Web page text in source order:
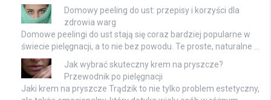
Domowy peeling do ust: przepisy i korzyści dla
zdrowia warg
Domowe peelingi do ust stają się coraz bardziej popularne w
świecie pielęgnacji, a to nie bez powodu. Te proste, naturalne …
Jak wybrać skuteczny krem na pryszcze?
Przewodnik po pielęgnacji
Jaki krem na pryszcze Trądzik to nie tylko problem estetyczny,